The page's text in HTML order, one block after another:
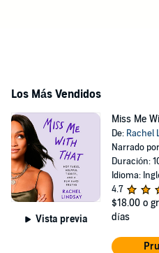
Los Más Vendidos
Vista previa
Miss Me
De: Rachel
Narrado
Duración:
Idioma:
4.7
$18.00 o
días